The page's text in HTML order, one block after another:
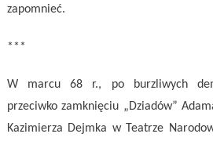
zapomnieć.
***
W marcu 68 r., po burzliwych
przeciwko zamknięciu „Dziadów”
Kazimierza Dejmka w Teatrze